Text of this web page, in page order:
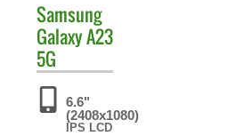
Samsung
Galaxy A23
5G
6.6"
(2408x1080)
IPS LCD